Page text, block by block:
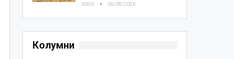
МИА 06/08/2026
Колумни